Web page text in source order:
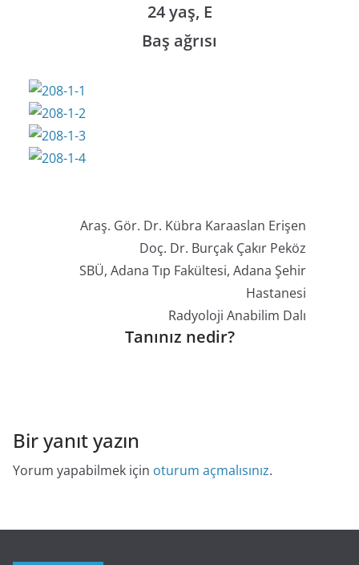
24 yaş, E
Baş ağrısı
Araş. Gör. Dr. Kübra Karaaslan Erişen
Doç. Dr. Burçak Çakır Peköz
SBÜ, Adana Tıp Fakültesi, Adana Şehir
Hastanesi
Radyoloji Anabilim Dalı
Tanınız nedir?
Bir yanıt yazın
Yorum yapabilmek için oturum açmalısınız.